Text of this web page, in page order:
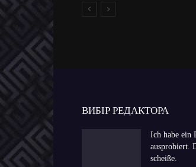
ВИБІР РЕДАКТОРА
Ich habe ein
ausprobiert.
scheiße.